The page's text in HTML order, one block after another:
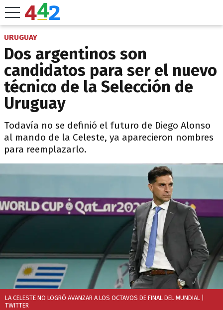
URUGUAY
Dos argentinos son
candidatos para ser el nuevo
técnico de la Selección de
Uruguay
Todavía no se definió el futuro de Diego Alonso
al mando de la Celeste, ya aparecieron nombres
para reemplazarlo.
LA CELESTE NO LOGRÓ AVANZAR A LOS OCTAVOS DE FINAL DEL MUNDIAL
TWITTER